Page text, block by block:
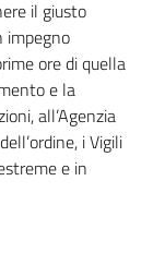
il giusto
impegno
ore di quella
e la
all’Agenzia
i Vigili
e in